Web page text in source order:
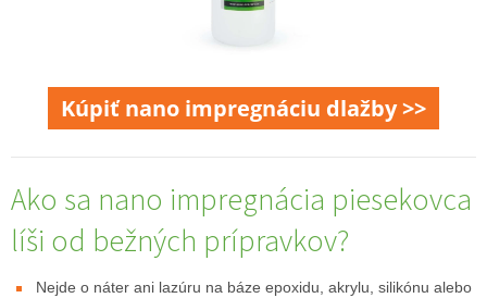
Kúpiť nano impregnáciu dlažby >>
Ako sa nano impregnácia piesekovca
líši od bežných prípravkov?
Nejde o náter ani lazúru na báze epoxidu, akrylu, silikónu alebo